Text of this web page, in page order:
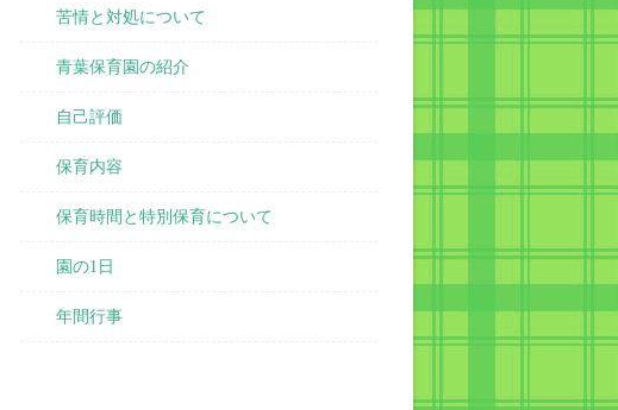
苦情と対処について
青葉保育園の紹介
自己評価
保育内容
保育時間と特別保育について
園の1日
年間行事